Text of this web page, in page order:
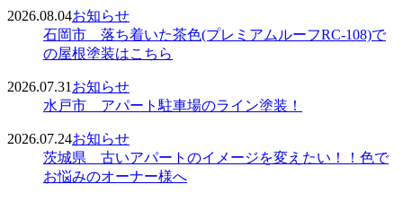
2026.08.04お知らせ
石岡市 落ち着いた茶色(プレミアムルーフRC-108)で
の屋根塗装はこちら
2026.07.31 お知らせ
水戸市 アパート駐車場のライン塗装！
2026.07.24お知らせ
茨城県 古いアパートのイメージを変えたい！！色で
お悩みのオーナー様へ